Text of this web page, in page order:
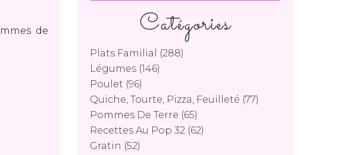
de
Catégories
Plats Familial
(288)
Légumes (146)
Poulet (96)
Quiche, Tourte, Pizza, Feuilleté (77)
Pommes De Terre (65)
Recettes Au Pop 32 (62)
Gratin (52)